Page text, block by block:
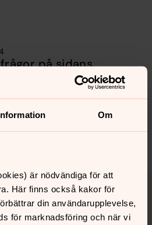
Om
är nödvändiga för att
Här finns också kakor för
din användarupplevelse,
för marknadsföring och när vi
på sidans